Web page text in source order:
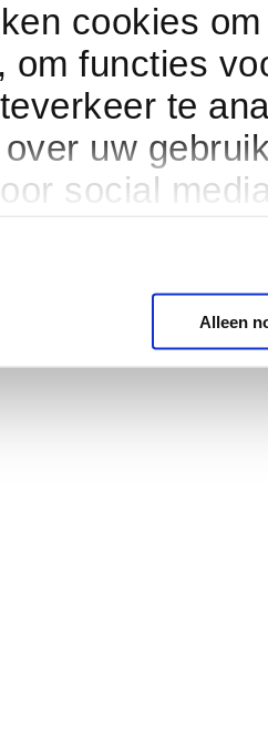
cookies
om functies
te
uw
social
Alleen